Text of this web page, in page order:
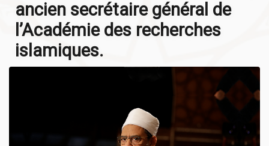
ancien secrétaire général de
l’Académie des recherches
islamiques.